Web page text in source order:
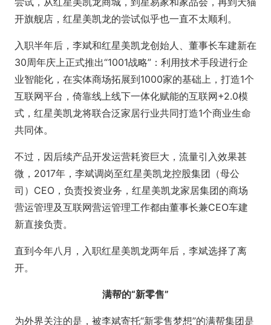
开旗舰店，红星美凯龙的尝试似乎也一直不太顺利。
入职半年后，李斌和红星美凯龙创始人、董事长车建新在
30周年庆上正式推出“1001战略”：利用技术手段进行企
业智能化，在实体商场拓展到1000家的基础上，打造1个
互联网平台，倚靠线上线下一体化赋能的互联网+2.0模
式，红星美凯龙将联合泛家居行业共同打造1个商业生命
共同体。
不过，因后续产品开发运营耗资巨大，流量引入效果甚
微，2017年，李斌调岗至红星美凯龙控股集团（母公
司）CEO，负责投资业务，红星美凯龙家居集团的商场
营运管理及互联网营运管理工作都由董事长兼CEO车建
新直接负责。
直到今年八月，入职红星美凯龙两年后，李斌选择了离
开。
满帮的“新零售”
为外界关注的是，被李斌寄托“新零售梦想”的满帮集团是